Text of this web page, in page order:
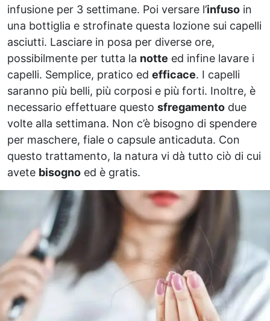
infusione per 3 settimane. Poi versare l’infuso in
una bottiglia e strofinate questa lozione sui capelli
asciutti. Lasciare in posa per diverse ore,
possibilmente per tutta la notte ed infine lavare i
capelli. Semplice, pratico ed efficace. I capelli
saranno più belli, più corposi e più forti. Inoltre, è
necessario effettuare questo sfregamento due
volte alla settimana. Non c’è bisogno di spendere
per maschere, fiale o capsule anticaduta. Con
questo trattamento, la natura vi dà tutto ciò di cui
avete bisogno ed è gratis.